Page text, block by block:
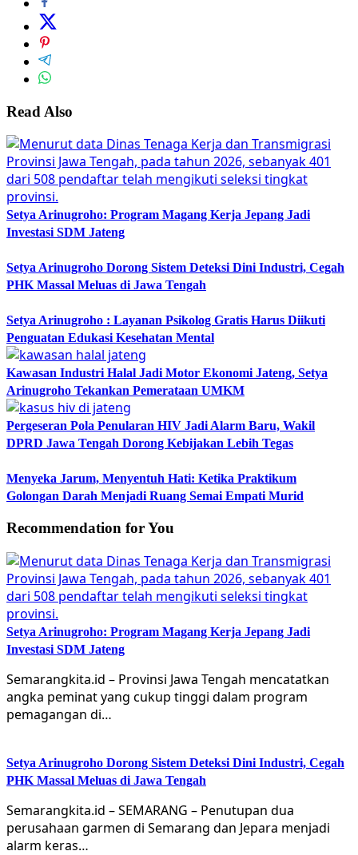
Read Also
Setya Arinugroho: Program Magang Kerja Jepang Jadi
Investasi SDM Jateng
Setya Arinugroho Dorong Sistem Deteksi Dini Industri, Cegah
PHK Massal Meluas di Jawa Tengah
Setya Arinugroho : Layanan Psikolog Gratis Harus Diikuti
Penguatan Edukasi Kesehatan Mental
Kawasan Industri Halal Jadi Motor Ekonomi Jateng, Setya
Arinugroho Tekankan Pemerataan UMKM
Pergeseran Pola Penularan HIV Jadi Alarm Baru, Wakil
DPRD Jawa Tengah Dorong Kebijakan Lebih Tegas
Menyeka Jarum, Menyentuh Hati: Ketika Praktikum
Golongan Darah Menjadi Ruang Semai Empati Murid
Recommendation for You
Setya Arinugroho: Program Magang Kerja Jepang Jadi
Investasi SDM Jateng
Semarangkita.id – Provinsi Jawa Tengah mencatatkan
angka peminat yang cukup tinggi dalam program
pemagangan di…
Setya Arinugroho Dorong Sistem Deteksi Dini Industri, Cegah
PHK Massal Meluas di Jawa Tengah
Semarangkita.id – SEMARANG – Penutupan dua
perusahaan garmen di Semarang dan Jepara menjadi
alarm keras…